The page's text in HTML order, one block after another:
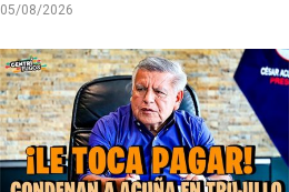
05/08/2026